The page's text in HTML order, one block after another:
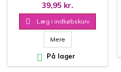
39,95 kr.
 Læg i indkøbskurv
Mere
 På lager